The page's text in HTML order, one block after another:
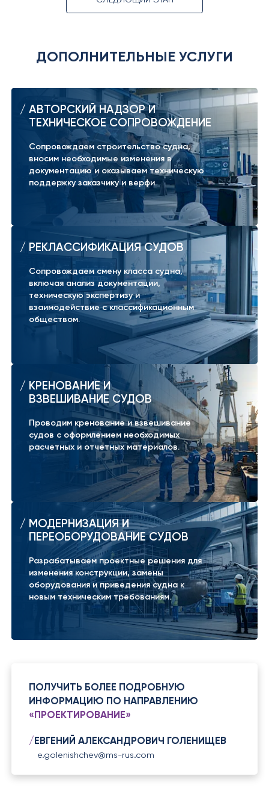
ДОПОЛНИТЕЛЬНЫЕ УСЛУГИ
АВТОРСКИЙ НАДЗОР И
ТЕХНИЧЕСКОЕ СОПРОВОЖДЕНИЕ
Сопровождаем строительство судна,
вносим необходимые изменения в
документацию и оказываем техническую
поддержку заказчику и верфи.
РЕКЛАССИФИКАЦИЯ СУДОВ
Сопровождаем смену класса судна,
включая анализ документации,
техническую экспертизу и
взаимодействие с классификационным
обществом.
КРЕНОВАНИЕ И
ВЗВЕШИВАНИЕ СУДОВ
Проводим кренование и взвешивание
судов с оформлением необходимых
расчетных и отчетных материалов.
МОДЕРНИЗАЦИЯ И
ПЕРЕОБОРУДОВАНИЕ СУДОВ
Разрабатываем проектные решения для
изменения конструкции, замены
оборудования и приведения судна к
новым техническим требованиям.
ПОЛУЧИТЬ БОЛЕЕ ПОДРОБНУЮ
ИНФОРМАЦИЮ ПО НАПРАВЛЕНИЮ
«ПРОЕКТИРОВАНИЕ»
/ЕВГЕНИЙ АЛЕКСАНДРОВИЧ ГОЛЕНИЩЕВ
e.golenishchev@ms-rus.com